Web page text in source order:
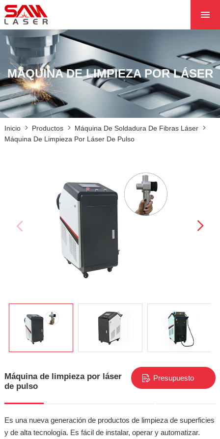
PRODUCTOS
PROYECTOS
NOTICIAS
PÓNGASE EN
CON NOSOTROS
MÁQUINA DE LIMPIEZA POR LÁSER
Inicio Productos
Máquina De Soldadura De Fibras Láser
Máquina De Limpieza Por Láser De Pulso
Máquina de limpieza por láser
de pulso
Presupuesto
Es una nueva generación de productos de limpieza de superficies
y de alta tecnología. Es fácil de instalar, operar y automatizar.